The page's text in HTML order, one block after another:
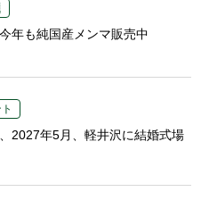
年も純国産メンマ販売中
2027年5月、軽井沢に結婚式場